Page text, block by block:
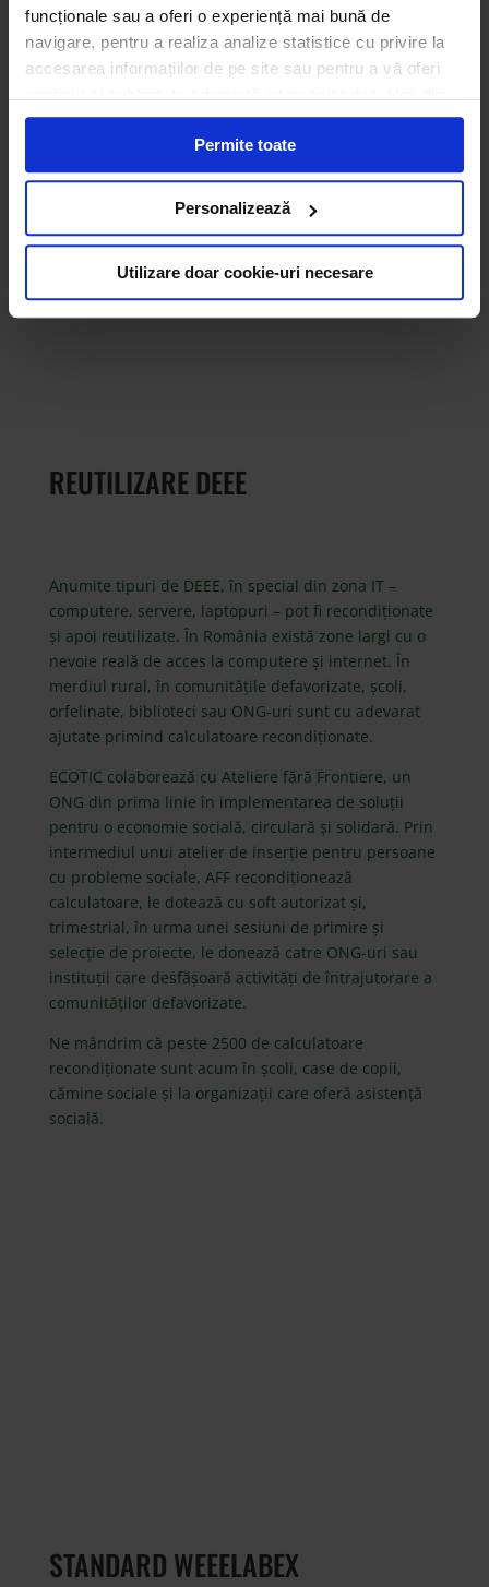
funcționale sau a oferi o experiență mai bună de
navigare, pentru a realiza analize statistice cu privire la
accesarea informațiilor de pe site sau pentru a vă oferi
acești identificatori online sunt plasați de către ECOTIC
(cookie-uri primare), alții sunt cookie-uri dintr-un domeniu
diferit de domeniul site-ului web pe care îl vizitați (cookie-
uri terțe). Găsiți în ferestrele Detalii și Despre informații
consimțământul cu privire la acestea.
Permite toate
Personalizează
Utilizare doar cookie-uri necesare
REUTILIZARE DEEE
Anumite tipuri de DEEE, în special din zona IT –
computere, servere, laptopuri – pot fi recondiționate
și apoi reutilizate. În România există zone largi cu o
nevoie reală de acces la computere și internet. În
merdiul rural, în comunitățile defavorizate, școli,
orfelinate, biblioteci sau ONG-uri sunt cu adevarat
ajutate primind calculatoare recondiționate.
ECOTIC colaborează cu Ateliere fără Frontiere, un
ONG din prima linie în implementarea de soluții
pentru o economie socială, circulară și solidară. Prin
intermediul unui atelier de inserție pentru persoane
cu probleme sociale, AFF recondiționează
calculatoare, le dotează cu soft autorizat și,
trimestrial, în urma unei sesiuni de primire și
selecție de proiecte, le donează catre ONG-uri sau
instituții care desfășoară activități de întrajutorare a
comunităților defavorizate.
Ne mândrim că peste 2500 de calculatoare
recondiționate sunt acum în școli, case de copii,
cămine sociale și la organizații care oferă asistență
socială.
STANDARD WEEELABEX